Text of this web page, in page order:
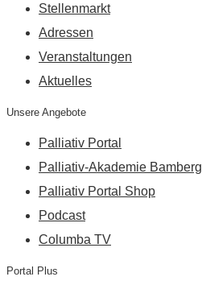
Stellenmarkt
Adressen
Veranstaltungen
Aktuelles
Unsere Angebote
Palliativ Portal
Palliativ-Akademie Bamberg
Palliativ Portal Shop
Podcast
Columba TV
Portal Plus